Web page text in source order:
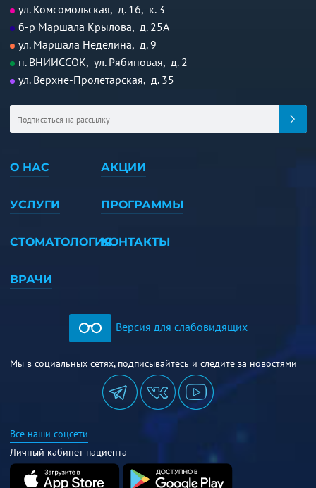
ул. Комсомольская, д. 16, к. 3
б-р Маршала Крылова, д. 25А
ул. Маршала Неделина, д. 9
п. ВНИИССОК, ул. Рябиновая, д. 2
ул. Верхне-Пролетарская, д. 35
О НАС
УСЛУГИ
СТОМАТОЛОГИЯ
ВРАЧИ
АКЦИИ
ПРОГРАММЫ
КОНТАКТЫ
Версия для слабовидящих
Мы в социальных сетях, подписывайтесь и следите за новостями
Все наши соцсети
Личный кабинет пациента